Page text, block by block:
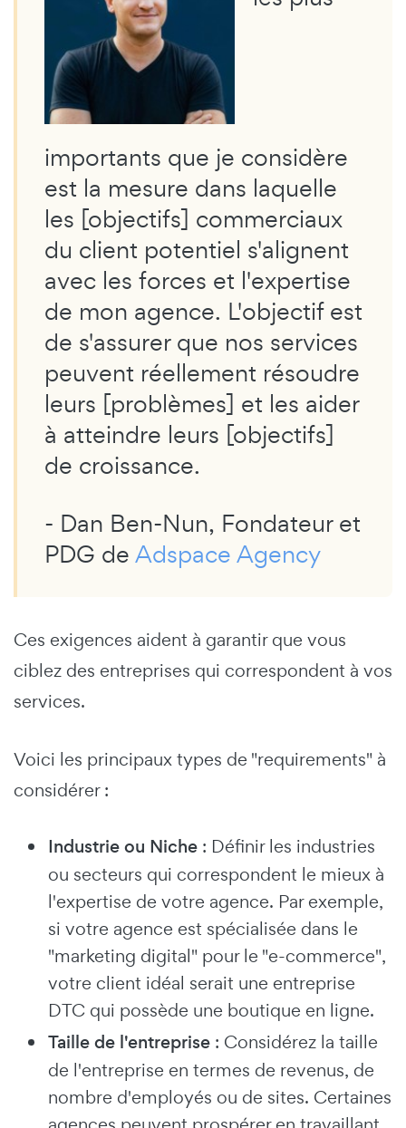
importants que je considère
est la mesure dans laquelle
les [objectifs] commerciaux
du client potentiel s'alignent
avec les forces et l'expertise
de mon agence. L'objectif est
de s'assurer que nos services
peuvent réellement résoudre
leurs [problèmes] et les aider
à atteindre leurs [objectifs]
de croissance.
- Dan Ben-Nun, Fondateur et
PDG de Adspace Agency
Ces exigences aident à garantir que vous
ciblez des entreprises qui correspondent à vos
services.
Voici les principaux types de "requirements" à
considérer :
Industrie ou Niche : Définir les industries
ou secteurs qui correspondent le mieux à
l'expertise de votre agence. Par exemple,
si votre agence est spécialisée dans le
"marketing digital" pour le "e-commerce",
votre client idéal serait une entreprise
DTC qui possède une boutique en ligne.
Taille de l'entreprise : Considérez la taille
de l'entreprise en termes de revenus, de
nombre d'employés ou de sites. Certaines